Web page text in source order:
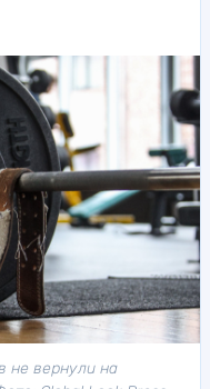
не вернули на